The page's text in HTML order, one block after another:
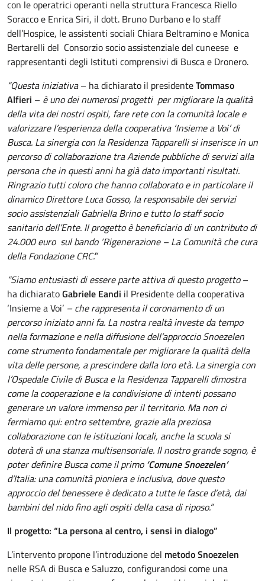
con le operatrici operanti nella struttura Francesca Riello
Soracco e Enrica Siri, il dott. Bruno Durbano e lo staff
dell’Hospice, le assistenti sociali Chiara Beltramino e Monica
Bertarelli del Consorzio socio assistenziale del cuneese e
rappresentanti degli Istituti comprensivi di Busca e Dronero.
“Questa iniziativa– ha dichiarato il presidenteTommaso
Alfieri – è uno dei numerosi progetti per migliorare la qualità
della vita dei nostri ospiti, fare rete con la comunità locale e
valorizzare l’esperienza della cooperativa ‘Insieme a Voi’ di
Busca. La sinergia con la Residenza Tapparelli si inserisce in un
percorso di collaborazione tra Aziende pubbliche di servizi alla
persona che in questi anni ha già dato importanti risultati.
Ringrazio tutti coloro che hanno collaborato e in particolare il
dinamico Direttore Luca Gosso, la responsabile dei servizi
socio assistenziali Gabriella Brino e tutto lo staff socio
sanitario dell’Ente. Il progetto è beneficiario di un contributo di
24.000 euro sul bando ‘Rigenerazione – La Comunità che cura
della Fondazione CRC’.”
“Siamo entusiasti di essere parte attiva di questo progetto–
ha dichiaratoGabriele Eandi il Presidente della cooperativa
‘Insieme a Voi’ – che rappresenta il coronamento di un
percorso iniziato anni fa. La nostra realtà investe da tempo
nella formazione e nella diffusione dell’approccio Snoezelen
come strumento fondamentale per migliorare la qualità della
vita delle persone, a prescindere dalla loro età. La sinergia con
l’Ospedale Civile di Busca e la Residenza Tapparelli dimostra
come la cooperazione e la condivisione di intenti possano
generare un valore immenso per il territorio. Ma non ci
fermiamo qui: entro settembre, grazie alla preziosa
collaborazione con le istituzioni locali, anche la scuola si
doterà di una stanza multisensoriale. Il nostro grande sogno, è
poter definire Busca come il primo ‘Comune Snoezelen’
d’Italia: una comunità pioniera e inclusiva, dove questo
approccio del benessere è dedicato a tutte le fasce d’età, dai
bambini del nido fino agli ospiti della casa di riposo.”
Il progetto: “La persona al centro, i sensi in dialogo”
L’intervento propone l’introduzione del metodo Snoezelen
nelle RSA di Busca e Saluzzo, configurandosi come una